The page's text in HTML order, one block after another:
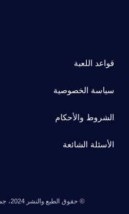
قواعد اللعبة
سياسة الخصوصية
الشروط والأحكام
الأسئلة الشائعة
© حقوق الطبع والنشر 2024، جميع الحقوق محفوظة لـ Fanzword